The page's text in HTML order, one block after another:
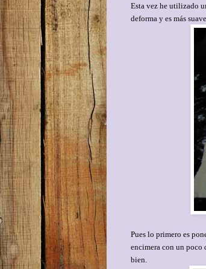
Esta vez he utilizado
deforma y es más
Pues lo primero es
encimera con un poco
bien.